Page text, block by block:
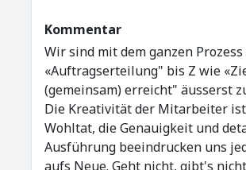
Kommentar
Wir sind mit dem ganzen
«Auftragserteilung" bis Z wie
(gemeinsam) erreicht" äusserst
Die Kreativität der Mitarbeiter
Wohltat, die Genauigkeit und
Ausführung beeindrucken uns
aufs Neue. Geht nicht, gibt's